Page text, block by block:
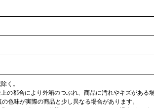
く。
の都合により外箱のつぶれ、商品に汚れやキズがある
色味が実際の商品と少し異なる場合があります。